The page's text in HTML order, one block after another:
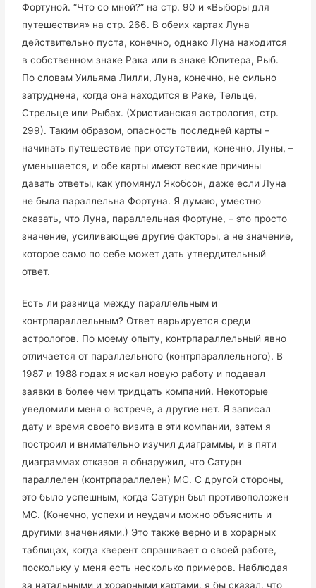
Фортуной. “Что со мной?” на стр. 90 и «Выборы для
путешествия» на стр. 266. В обеих картах Луна
действительно пуста, конечно, однако Луна находится
в собственном знаке Рака или в знаке Юпитера, Рыб.
По словам Уильяма Лилли, Луна, конечно, не сильно
затруднена, когда она находится в Раке, Тельце,
Стрельце или Рыбах. (Христианская астрология, стр.
299). Таким образом, опасность последней карты –
начинать путешествие при отсутствии, конечно, Луны, –
уменьшается, и обе карты имеют веские причины
давать ответы, как упомянул Якобсон, даже если Луна
не была параллельна Фортуна. Я думаю, уместно
сказать, что Луна, параллельная Фортуне, – это просто
значение, усиливающее другие факторы, а не значение,
которое само по себе может дать утвердительный
ответ.
Есть ли разница между параллельным и
контрпараллельным? Ответ варьируется среди
астрологов. По моему опыту, контрпараллельный явно
отличается от параллельного (контрпараллельного). В
1987 и 1988 годах я искал новую работу и подавал
заявки в более чем тридцать компаний. Некоторые
уведомили меня о встрече, а другие нет. Я записал
дату и время своего визита в эти компании, затем я
построил и внимательно изучил диаграммы, и в пяти
диаграммах отказов я обнаружил, что Сатурн
параллелен (контрпараллелен) МС. С другой стороны,
это было успешным, когда Сатурн был противоположен
МС. (Конечно, успехи и неудачи можно объяснить и
другими значениями.) Это также верно и в хорарных
таблицах, когда кверент спрашивает о своей работе,
поскольку у меня есть несколько примеров. Наблюдая
за натальными и хорарными картами, я бы сказал, что